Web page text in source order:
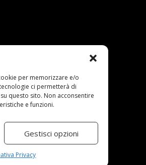
per memorizzare e/o
ci permetterà di
questo sito. Non acconsentire
e funzioni.
Gestisci opzioni
Privacy